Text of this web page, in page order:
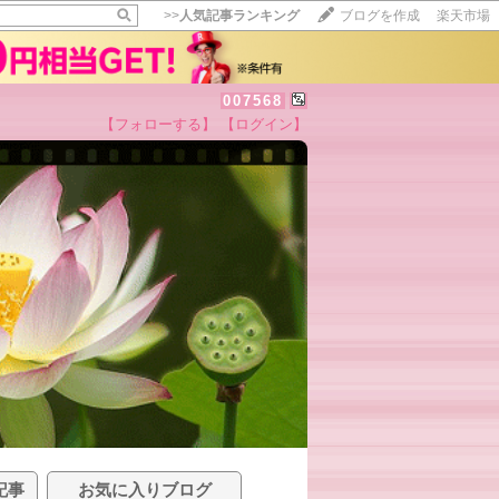
>>人気記事ランキング ブログを作成 楽天市場
007568
【フォローする】 【ログイン】
事 お気に入りブログ